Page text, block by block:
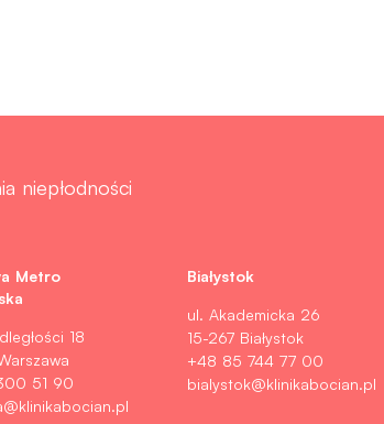
niepłodności
Metro
18
51 90
Białystok
ul. Akademicka 26
15-267 Białystok
+48 85 744 77 00
bialystok@klinikabocian.pl